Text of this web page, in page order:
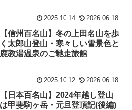
2025.10.14 2026.06.18
【信州百名山】冬の上田名山を歩
く太郎山登山・寒々しい雪景色と
鹿教湯温泉のご馳走旅館
2025.10.12 2026.06.18
【日本百名山】2024年越し登山
は甲斐駒ヶ岳・元旦登頂記(後編)